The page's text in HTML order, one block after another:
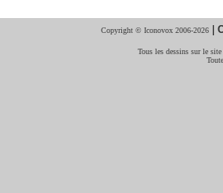
Copyright © Iconovox 2006-2026 |
Tous les dessins sur le